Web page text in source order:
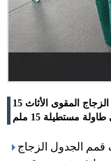
15 ملم خفف من الزجاج قمم الجدول، 15 ملم الزجاج المقوى الأثاث
مستطيلة 15 ملم
الجدول الزجاج